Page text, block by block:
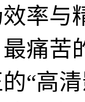
率与
痛苦
“高